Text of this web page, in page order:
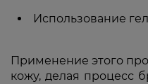
Использование
Применение этого
кожу, делая процесс